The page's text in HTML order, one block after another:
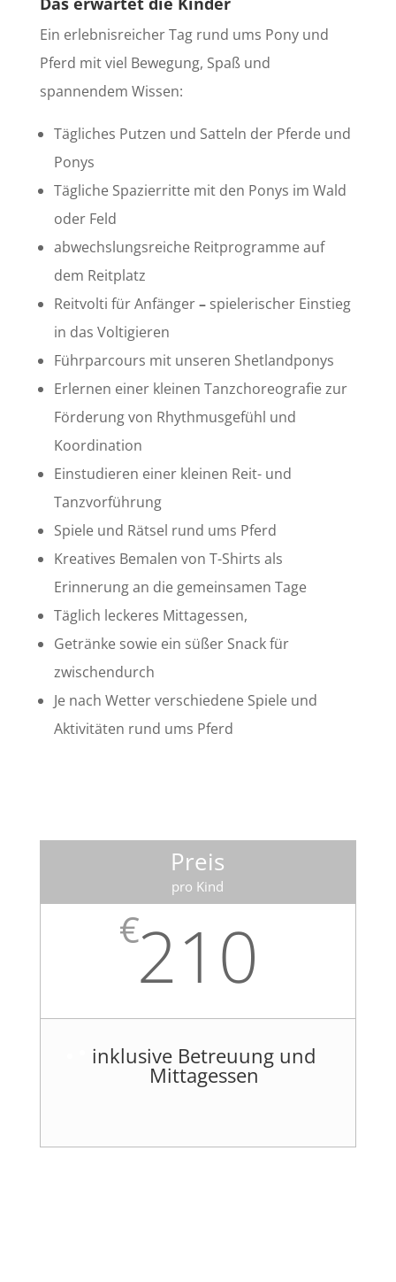
Ein erlebnisreicher Tag rund ums Pony und
Pferd mit viel Bewegung, Spaß und
spannendem Wissen:
Tägliches Putzen und Satteln der Pferde und
Ponys
Tägliche Spazierritte mit den Ponys im Wald
oder Feld
abwechslungsreiche Reitprogramme auf
dem Reitplatz
Reitvolti für Anfänger– spielerischer Einstieg
in das Voltigieren
Führparcours mit unseren Shetlandponys
Erlernen einer kleinen Tanzchoreografie zur
Förderung von Rhythmusgefühl und
Koordination
Einstudieren einer kleinen Reit- und
Tanzvorführung
Spiele und Rätsel rund ums Pferd
Kreatives Bemalen von T-Shirts als
Erinnerung an die gemeinsamen Tage
Täglich leckeres Mittagessen,
Getränke sowie ein süßer Snack für
zwischendurch
Je nach Wetter verschiedene Spiele und
Aktivitäten rund ums Pferd
Preis
pro Kind
€210
inklusive Betreuung und
Mittagessen